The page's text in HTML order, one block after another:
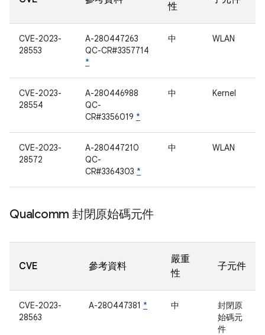
性
CVE-2023-
28553
A-280447263
QC-CR#3357714
*
中 WLAN
CVE-2023-
28554
A-280446988
QC-
CR#3356019 *
中 Kernel
CVE-2023-
28572
A-280447210
QC-
CR#3364303 *
中 WLAN
Qualcomm 封閉原始碼元件
CVE 參考資料
嚴重
性
子元件
CVE-2023-
28563
A-280447381 * 中
封閉原
始碼元
件